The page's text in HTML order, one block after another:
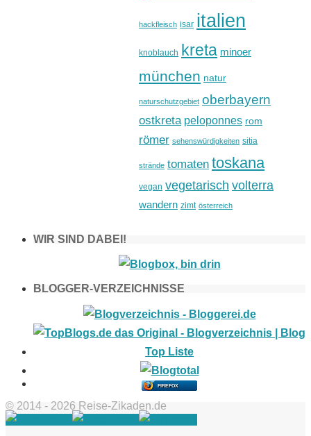
hackfleisch isar italien
knoblauch kreta minoer
münchen natur
naturschutzgebiet oberbayern
ostkreta peloponnes rom
römer sehenswürdigkeiten sitia
strände tomaten toskana
vegan vegetarisch volterra
wandern zimt österreich
WIR SIND DABEI!
BLOGGER-VERZEICHNISSE
FIREFOX
© 2014 - 2026 Reise-Zikaden.de